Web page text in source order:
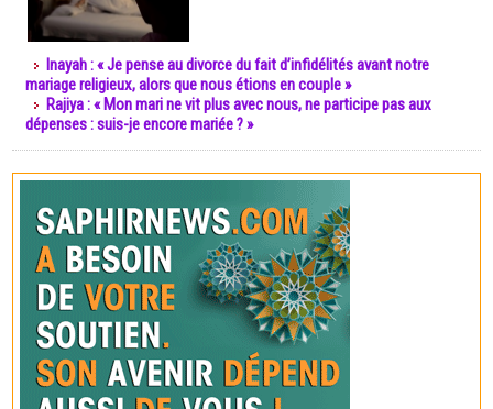
Inayah : « Je pense au divorce du fait d’infidélités avant notre
mariage religieux, alors que nous étions en couple »
Rajiya : « Mon mari ne vit plus avec nous, ne participe pas aux
dépenses : suis-je encore mariée ? »